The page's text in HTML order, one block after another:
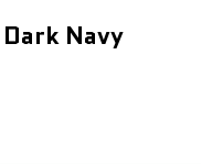
Navy